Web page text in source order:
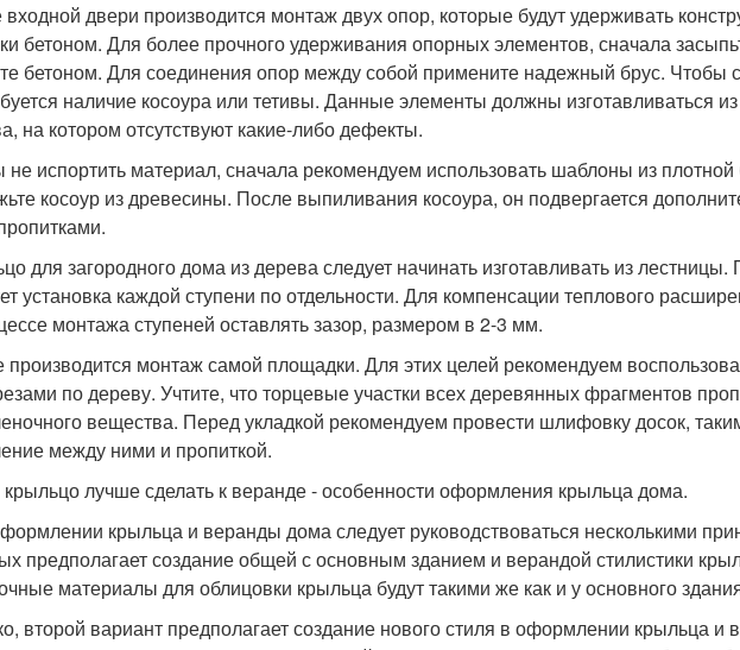
входной двери производится монтаж двух опор, которые будут удерживать
бетоном. Для более прочного удерживания опорных элементов, сначала
бетоном. Для соединения опор между собой примените надежный брус. Чтобы
наличие косоура или тетивы. Данные элементы должны изготавливаться
на котором отсутствуют какие-либо дефекты.
не испортить материал, сначала рекомендуем использовать шаблоны из
косоур из древесины. После выпиливания косоура, он подвергается
для загородного дома из дерева следует начинать изготавливать из
установка каждой ступени по отдельности. Для компенсации теплового
монтажа ступеней оставлять зазор, размером в 2-3 мм.
производится монтаж самой площадки. Для этих целей рекомендуем
по дереву. Учтите, что торцевые участки всех деревянных фрагментов
вещества. Перед укладкой рекомендуем провести шлифовку досок,
между ними и пропиткой.
крыльцо лучше сделать к веранде - особенности оформления крыльца дома.
крыльца и веранды дома следует руководствоваться несколькими
предполагает создание общей с основным зданием и верандой стилистики
материалы для облицовки крыльца будут такими же как и у основного
второй вариант предполагает создание нового стиля в оформлении крыльца и